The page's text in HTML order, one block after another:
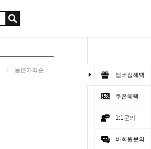
멤버십혜택
쿠폰혜택
1:1문의
비회원문의
높은가격순